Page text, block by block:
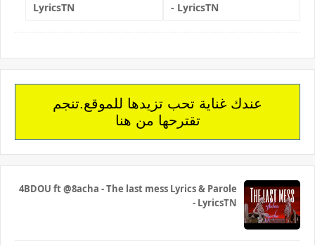
LyricsTN
- LyricsTN
عندك غناية تحب تزيدها للموقع.تنجم
تقترحها من هنا
4BDOU ft ‪@8acha‬ - The last mess Lyrics & Parole
- LyricsTN